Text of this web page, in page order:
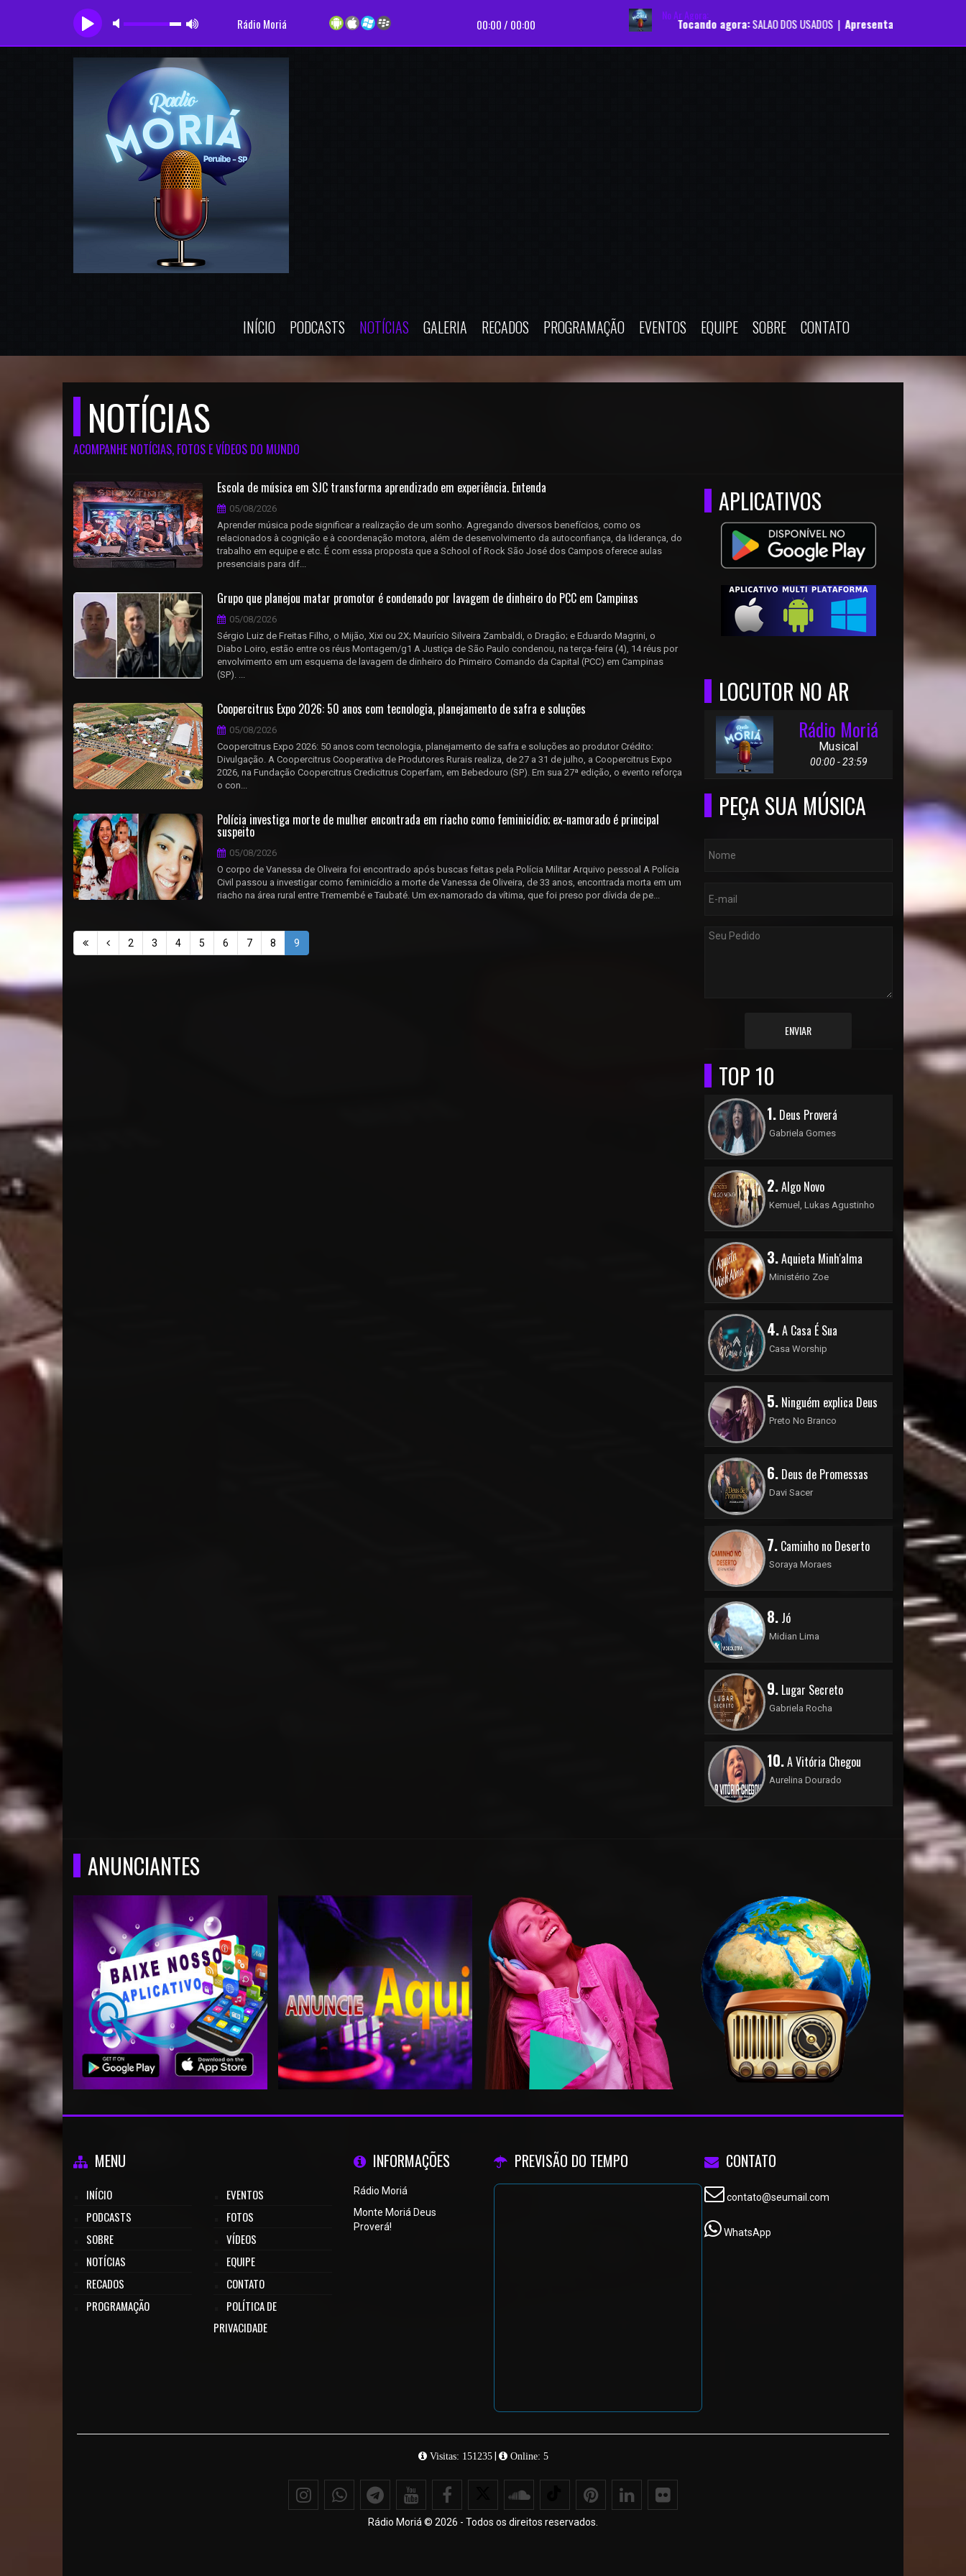
Rádio Moriá 00:00/ 00:00
No Ar Agora:
Tocando agora:SALAO DOS USADOS |Apresentador:Rádio Moriá |
INÍCIO PODCASTS NOTÍCIAS GALERIA RECADOS PROGRAMAÇÃO EVENTOS EQUIPE SOBRE CONTATO
NOTÍCIAS
ACOMPANHE NOTÍCIAS, FOTOS E VÍDEOS DO MUNDO
Escola de música em SJC transforma aprendizado em experiência. Entenda
05/08/2026
Aprender música pode significar a realização de um sonho. Agregando diversos benefícios, como os
relacionados à cognição e à coordenação motora, além de desenvolvimento da autoconfiança, da liderança, do
trabalho em equipe e etc. É com essa proposta que a School of Rock São José dos Campos oferece aulas
presenciais para dif...
Grupo que planejou matar promotor é condenado por lavagem de dinheiro do PCC em Campinas
05/08/2026
Sérgio Luiz de Freitas Filho, o Mijão, Xixi ou 2X; Maurício Silveira Zambaldi, o Dragão; e Eduardo Magrini, o
Diabo Loiro, estão entre os réus Montagem/g1 A Justiça de São Paulo condenou, na terça-feira (4), 14 réus por
envolvimento em um esquema de lavagem de dinheiro do Primeiro Comando da Capital (PCC) em Campinas
(SP). ...
Coopercitrus Expo 2026: 50 anos com tecnologia, planejamento de safra e soluções
05/08/2026
Coopercitrus Expo 2026: 50 anos com tecnologia, planejamento de safra e soluções ao produtor Crédito:
Divulgação. A Coopercitrus Cooperativa de Produtores Rurais realiza, de 27 a 31 de julho, a Coopercitrus Expo
2026, na Fundação Coopercitrus Credicitrus Coperfam, em Bebedouro (SP). Em sua 27ª edição, o evento reforça
o con...
Polícia investiga morte de mulher encontrada em riacho como feminicídio; ex-namorado é principal
suspeito
05/08/2026
O corpo de Vanessa de Oliveira foi encontrado após buscas feitas pela Polícia Militar Arquivo pessoal A Polícia
Civil passou a investigar como feminicídio a morte de Vanessa de Oliveira, de 33 anos, encontrada morta em um
riacho na área rural entre Tremembé e Taubaté. Um ex-namorado da vítima, que foi preso por dívida de pe...
2 3 4 5 6 7 8 9
APLICATIVOS
LOCUTOR NO AR
Rádio Moriá
Musical
00:00 - 23:59
PEÇA SUA MÚSICA
ENVIAR
TOP 10
1.Deus Proverá
Gabriela Gomes
2.Algo Novo
Kemuel, Lukas Agustinho
3.Aquieta Minh'alma
Ministério Zoe
4.A Casa É Sua
Casa Worship
5.Ninguém explica Deus
Preto No Branco
6.Deus de Promessas
Davi Sacer
7.Caminho no Deserto
Soraya Moraes
8.Jó
Midian Lima
9.Lugar Secreto
Gabriela Rocha
10.A Vitória Chegou
Aurelina Dourado
ANUNCIANTES
MENU
INÍCIO
PODCASTS
SOBRE
NOTÍCIAS
RECADOS
PROGRAMAÇÃO
EVENTOS
FOTOS
VÍDEOS
EQUIPE
CONTATO
POLÍTICA DE
PRIVACIDADE
INFORMAÇÕES
Rádio Moriá
Monte Moriá Deus
Proverá!
PREVISÃO DO TEMPO CONTATO
contato@seumail.com
WhatsApp
Visitas: 151235| Online: 5
Rádio Moriá © 2026 - Todos os direitos reservados.